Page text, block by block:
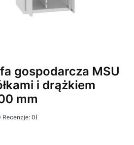
gospodarcza MSU
i drążkiem
mm
Recenzje: 0)